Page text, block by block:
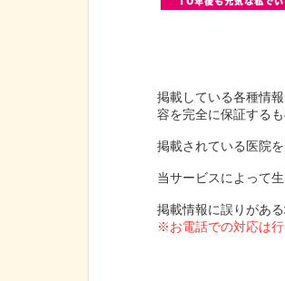
掲載している各種情
容を完全に保証する
掲載されている医院
当サービスによって
掲載情報に誤りがあ
※お電話での対応は